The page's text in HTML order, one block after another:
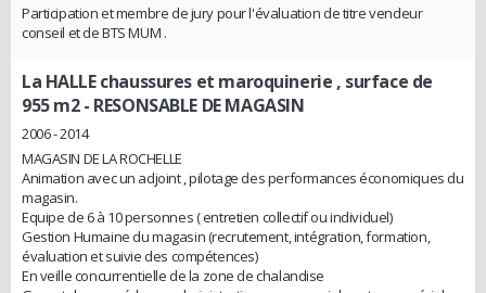
Participation et membre de jury pour l'évaluation de titre vendeur
conseil et de BTS MUM .
La HALLE chaussures et maroquinerie , surface de
955 m2- RESONSABLE DE MAGASIN
2006 - 2014
MAGASIN DE LA ROCHELLE
Animation avec un adjoint , pilotage des performances économiques du
magasin.
Equipe de 6 à 10 personnes ( entretien collectif ou individuel)
Gestion Humaine du magasin (recrutement, intégration, formation,
évaluation et suivie des compétences)
En veille concurrentielle de la zone de chalandise